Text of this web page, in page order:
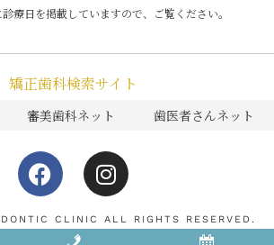
療日を掲載していますので、ご覧ください。
矯正歯科検索サイト
審美歯科ネット 歯医者さんネット
F
a
c
e
I
n
s
t
CLINIC ALL RIGHTS RESERVED.